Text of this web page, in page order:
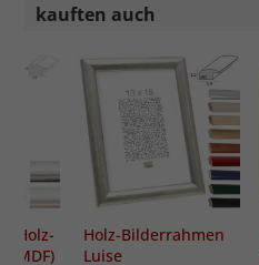
kauften auch
(MDF)
Holz-Bilderrahmen
Luise